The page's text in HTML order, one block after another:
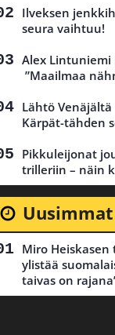
Ilveksen
seura vaihtuu!
Alex Lintuniemi
”Maailmaa
Lähtö
Kärpät-tähden
Pikkuleijonat
trilleriin – näin
Uusimmat
Miro
ylistää
taivas on